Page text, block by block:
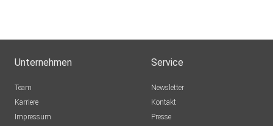
Unternehmen
Team
Karriere
Impressum
Service
Newsletter
Kontakt
Presse